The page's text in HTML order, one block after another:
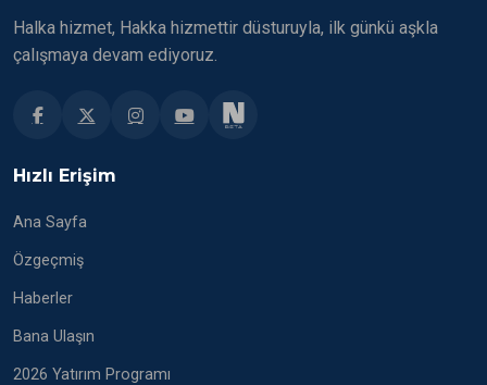
Halka hizmet, Hakka hizmettir düsturuyla, ilk günkü aşkla
çalışmaya devam ediyoruz.
Hızlı Erişim
Ana Sayfa
Özgeçmiş
Haberler
Bana Ulaşın
2026 Yatırım Programı